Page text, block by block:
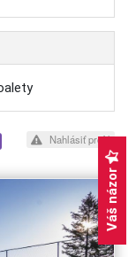
Nahlásiť profil
Váš názor